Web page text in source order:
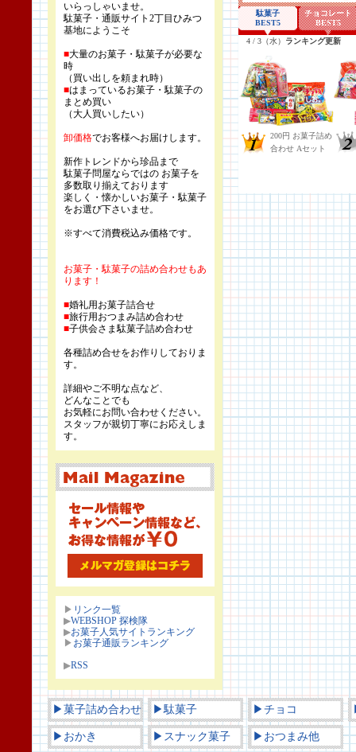
いらっしゃいませ。
駄菓子・通販サイト2丁目ひみつ
基地にようこそ
■大量のお菓子・駄菓子が必要な
時
（買い出しを頼まれ時）
■はまっているお菓子・駄菓子の
まとめ買い
（大人買いしたい）
卸価格でお客様へお届けします。
新作トレンドから珍品まで
駄菓子問屋ならではの お菓子を
多数取り揃えております
楽しく・懐かしいお菓子・駄菓子
をお選び下さいませ。
※すべて消費税込み価格です。
お菓子・駄菓子の詰め合わせもあ
ります！
■婚礼用お菓子詰合せ
■旅行用おつまみ詰め合わせ
■子供会さま駄菓子詰め合わせ
各種詰め合せをお作りしておりま
す。
詳細やご不明な点など、
どんなことでも
お気軽にお問い合わせください。
スタッフが親切丁寧にお応えしま
す。
▶ リンク一覧
▶WEBSHOP 探検隊
▶お菓子人気サイトランキング
▶ お菓子通販ランキング
▶RSS
▶菓子詰め合わせ ▶駄菓子 ▶チョコ
▶おかき ▶スナック菓子 ▶おつまみ他